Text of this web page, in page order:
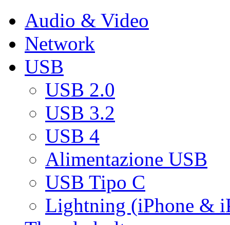
Audio & Video
Network
USB
USB 2.0
USB 3.2
USB 4
Alimentazione USB
USB Tipo C
Lightning (iPhone &